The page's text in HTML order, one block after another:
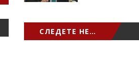
СЛЕДЕТЕ НЕ…